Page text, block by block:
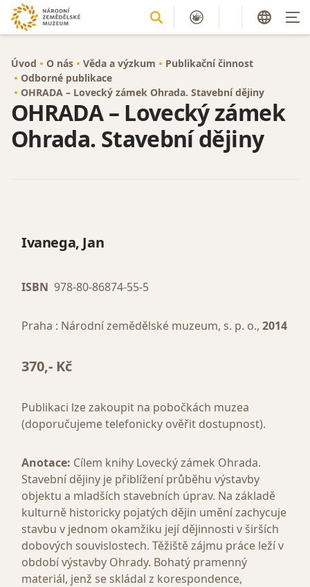
Úvod O nás Věda a výzkum
Publikační činnost
Odborné publikace
OHRADA – Lovecký zámek Ohrada. Stavební dějiny
OHRADA – Lovecký zámek
Ohrada. Stavební dějiny
Ivanega, Jan
ISBN 978-80-86874-55-5
Praha : Národní zemědělské muzeum, s. p. o., 2014
370,- Kč
Publikaci lze zakoupit na pobočkách muzea
(doporučujeme telefonicky ověřit dostupnost).
Anotace: Cílem knihy Lovecký zámek Ohrada.
Stavební dějiny je přiblížení průběhu výstavby
objektu a mladších stavebních úprav. Na základě
kulturně historicky pojatých dějin umění zachycuje
stavbu v jednom okamžiku její dějinnosti v širších
dobových souvislostech. Těžiště zájmu práce leží v
období výstavby Ohrady. Bohatý pramenný
materiál, jenž se skládal z korespondence,